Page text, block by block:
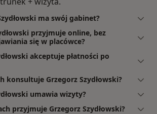
ma swój gabinet?
przyjmuje online, bez
się w placówce?
akceptuje płatności po
konsultuje Grzegorz Szydłowski?
umawia wizyty?
przyjmuje Grzegorz Szydłowski?